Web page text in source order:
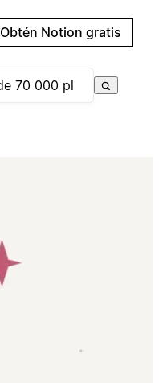
Obtén Notion gratis